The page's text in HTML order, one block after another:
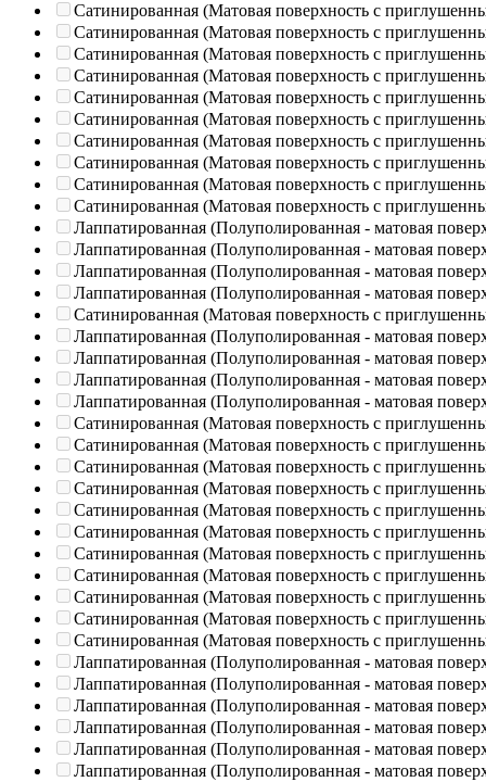
Сатинированная (Матовая поверхность с
Сатинированная (Матовая поверхность с
Сатинированная (Матовая поверхность с
Сатинированная (Матовая поверхность с
Сатинированная (Матовая поверхность с
Сатинированная (Матовая поверхность с
Сатинированная (Матовая поверхность с
Сатинированная (Матовая поверхность с
Сатинированная (Матовая поверхность с
Сатинированная (Матовая поверхность с
Лаппатированная (Полуполированная - матовая
Лаппатированная (Полуполированная - матовая
Лаппатированная (Полуполированная - матовая
Лаппатированная (Полуполированная - матовая
Сатинированная (Матовая поверхность с
Лаппатированная (Полуполированная - матовая
Лаппатированная (Полуполированная - матовая
Лаппатированная (Полуполированная - матовая
Лаппатированная (Полуполированная - матовая
Сатинированная (Матовая поверхность с
Сатинированная (Матовая поверхность с
Сатинированная (Матовая поверхность с
Сатинированная (Матовая поверхность с
Сатинированная (Матовая поверхность с
Сатинированная (Матовая поверхность с
Сатинированная (Матовая поверхность с
Сатинированная (Матовая поверхность с
Сатинированная (Матовая поверхность с
Сатинированная (Матовая поверхность с
Сатинированная (Матовая поверхность с
Лаппатированная (Полуполированная - матовая
Лаппатированная (Полуполированная - матовая
Лаппатированная (Полуполированная - матовая
Лаппатированная (Полуполированная - матовая
Лаппатированная (Полуполированная - матовая
Лаппатированная (Полуполированная - матовая